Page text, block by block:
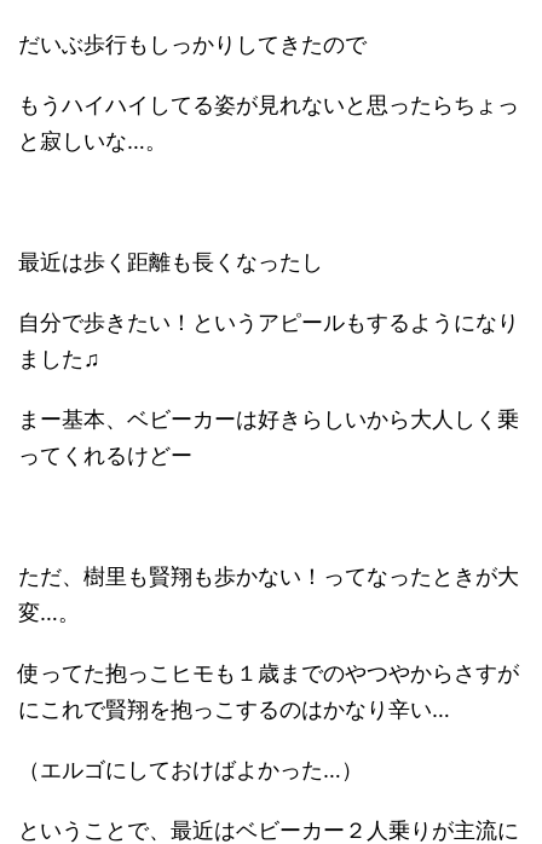
だいぶ歩行もしっかりしてきたので
もうハイハイしてる姿が見れないと思ったらちょっ
と寂しいな…。
最近は歩く距離も長くなったし
自分で歩きたい！というアピールもするようになり
ました♫
まー基本、ベビーカーは好きらしいから大人しく乗
ってくれるけどー
ただ、樹里も賢翔も歩かない！ってなったときが大
変…。
使ってた抱っこヒモも１歳までのやつやからさすが
にこれで賢翔を抱っこするのはかなり辛い…
（エルゴにしておけばよかった…）
ということで、最近はベビーカー２人乗りが主流に